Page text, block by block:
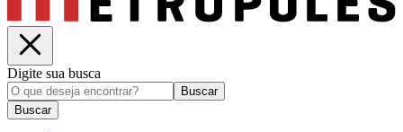
Digite sua busca
Buscar
Buscar